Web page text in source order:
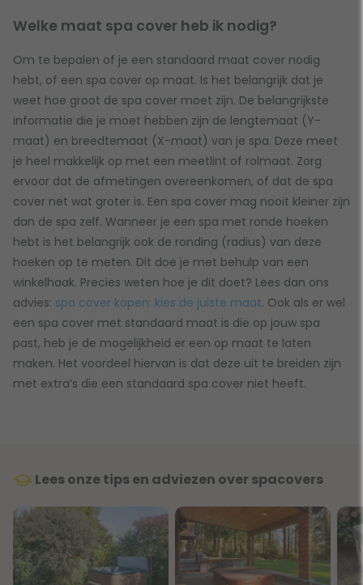
Welke maat spa cover heb ik nodig?
Om te bepalen of je een standaard maat cover nodig
hebt, of een spa cover op maat. Is het belangrijk dat je
weet hoe groot de spa cover moet zijn. De belangrijkste
informatie die je moet hebben zijn de lengtemaat (Y-
maat) en breedtemaat (X-maat) van je spa. Deze meet
je heel makkelijk op met een meetlint of rolmaat. Zorg
ervoor dat de afmetingen overeenkomen, of dat de spa
cover net wat groter is. Een spa cover mag nooit kleiner zijn
dan de spa zelf. Wanneer je een spa met ronde hoeken
hebt is het belangrijk ook de ronding (radius) van deze
hoeken op te meten. Dit doe je met behulp van een
winkelhaak. Precies weten hoe je dit doet? Lees dan ons
advies: spa cover kopen: kies de juiste maat. Ook als er wel
een spa cover met standaard maat is die op jouw spa
past, heb je de mogelijkheid er een op maat te laten
maken. Het voordeel hiervan is dat deze uit te breiden zijn
met extra’s die een standaard spa cover niet heeft.
Lees onze tips en adviezen over spacovers